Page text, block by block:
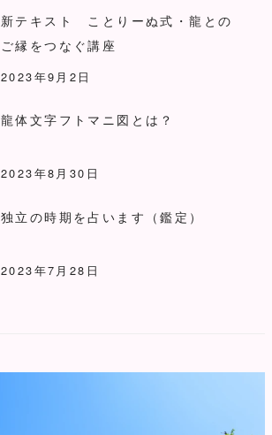
新テキスト ことりーぬ式・龍との
ご縁をつなぐ講座
2023年9月2日
龍体文字フトマニ図とは？
2023年8月30日
独立の時期を占います（鑑定）
2023年7月28日